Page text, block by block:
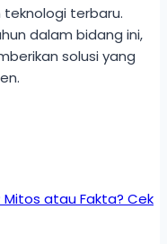
terbaru.
dalam bidang ini,
solusi yang
atau Fakta? Cek